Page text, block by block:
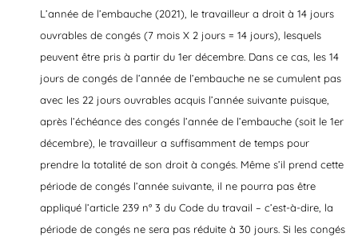
L’année de l’embauche (2021), le travailleur a droit à 14 jours
ouvrables de congés (7 mois X 2 jours = 14 jours), lesquels
peuvent être pris à partir du 1er décembre. Dans ce cas, les 14
jours de congés de l’année de l’embauche ne se cumulent pas
avec les 22 jours ouvrables acquis l’année suivante puisque,
après l’échéance des congés l’année de l’embauche (soit le 1er
décembre), le travailleur a suffisamment de temps pour
prendre la totalité de son droit à congés. Même s’il prend cette
période de congés l’année suivante, il ne pourra pas être
appliqué l’article 239 n° 3 du Code du travail​​ – c’est-à-dire, la
période de congés ne sera pas réduite à 30 jours. Si les congés